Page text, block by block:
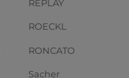
REPLAY
ROECKL
RONCATO
Sacher